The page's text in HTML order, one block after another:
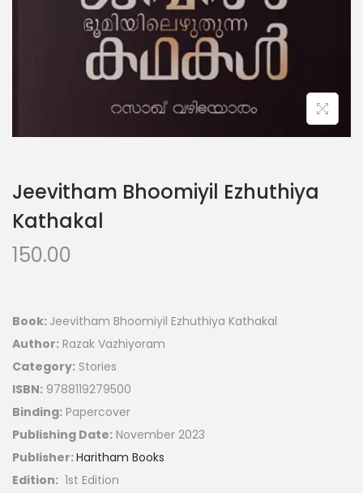
Jeevitham Bhoomiyil Ezhuthiya
Kathakal
150.00
Book: Jeevitham Bhoomiyil Ezhuthiya Kathakal
Author: Razak Vazhiyoram
Category: Stories
ISBN: 9788119279500
Binding: Papercover
Publishing Date: November 2023
Publisher:Haritham Books
Edition: 1st Edition